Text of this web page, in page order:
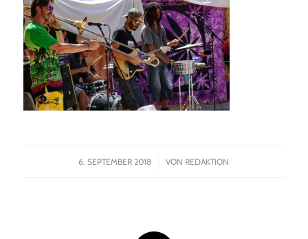
6. SEPTEMBER 2018
/ VON REDAKTION